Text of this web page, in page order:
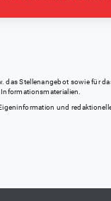
Stellenangebot sowie für
und